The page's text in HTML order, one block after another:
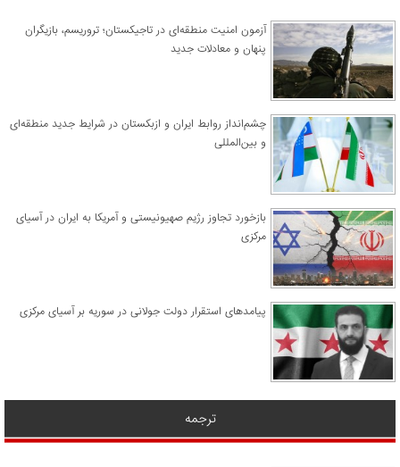
آزمون امنیت منطقه‌ای در تاجیکستان؛ تروریسم، بازیگران
پنهان و معادلات جدید
چشم‌انداز روابط ایران و ازبکستان در شرایط جدید منطقه‌ای
و بین‌المللی
​بازخورد تجاوز رژیم صهیونیستی و آمریکا به ایران در آسیای
مرکزی
پیامدهای استقرار دولت جولانی در سوریه بر آسیای مرکزی
ترجمه